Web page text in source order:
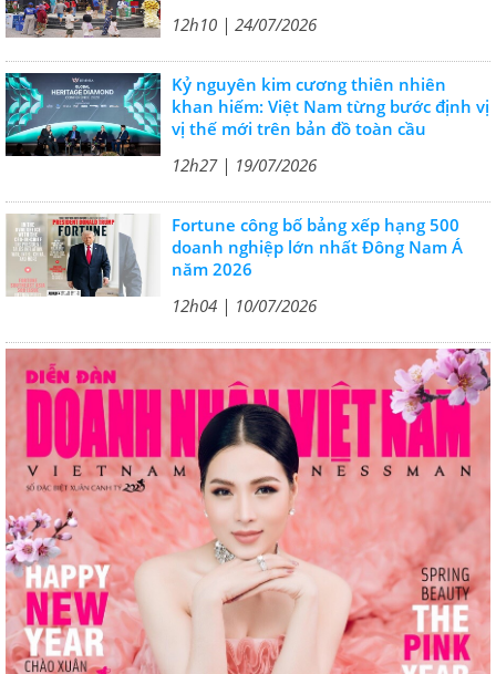
12h10 | 24/07/2026
Kỷ nguyên kim cương thiên nhiên
khan hiếm: Việt Nam từng bước định vị
vị thế mới trên bản đồ toàn cầu
12h27 | 19/07/2026
Fortune công bố bảng xếp hạng 500
doanh nghiệp lớn nhất Đông Nam Á
năm 2026
12h04 | 10/07/2026